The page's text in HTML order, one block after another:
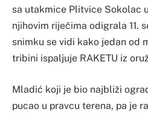
sa utakmice Plitvice Sokolac
njihovim riječima odigrala 11.
snimku se vidi kako jedan od
tribini ispaljuje RAKETU iz
Mladić koji je bio najbliži
pucao u pravcu terena, pa je